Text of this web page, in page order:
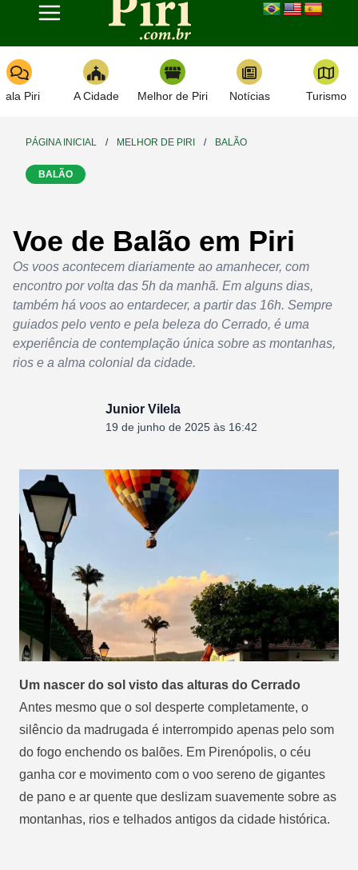
Toggle navigation
Piri A Cidade Melhor de Piri Notícias Turismo
PÁGINA INICIAL / MELHOR DE PIRI / BALÃO
BALÃO
Voe de Balão em Piri
Os voos acontecem diariamente ao amanhecer, com
encontro por volta das 5h da manhã. Em alguns dias,
também há voos ao entardecer, a partir das 16h. Sempre
guiados pelo vento e pela beleza do Cerrado, é uma
experiência de contemplação única sobre as montanhas,
rios e a alma colonial da cidade.
Junior Vilela
19 de junho de 2025 às 16:42
Um nascer do sol visto das alturas do Cerrado
Antes mesmo que o sol desperte completamente, o
silêncio da madrugada é interrompido apenas pelo som
do fogo enchendo os balões. Em Pirenópolis, o céu
ganha cor e movimento com o voo sereno de gigantes
de pano e ar quente que deslizam suavemente sobre as
montanhas, rios e telhados antigos da cidade histórica.